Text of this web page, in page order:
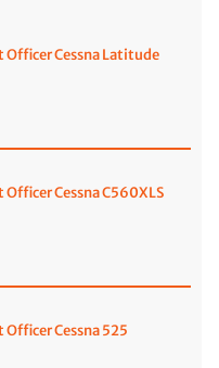
Officer Cessna Latitude
Cessna C560XLS
Cessna 525